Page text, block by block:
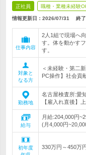
正社員 職種・業種未経験
情報更新日：2026/07/31 終
仕事内容
2人1組で現場へ
す。体を動かす
す。
対象と
なる方
＜未経験・第二
PC操作】社会貢
勤務地
名古屋検査所:愛
【雇入れ直後】
給与
月給:204,000円
(月4,000円
初年度
330万円～450万